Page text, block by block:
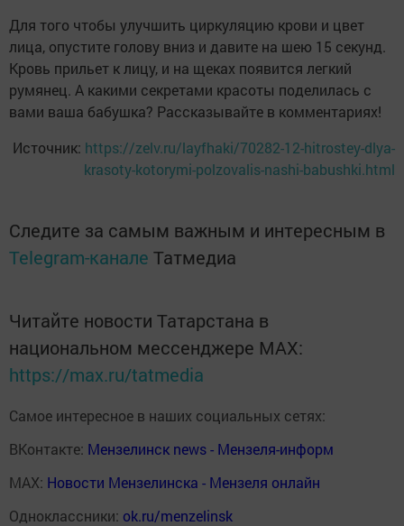
Для того чтобы улучшить циркуляцию крови и цвет
лица, опустите голову вниз и давите на шею 15 секунд.
Кровь прильет к лицу, и на щеках появится легкий
румянец. А какими секретами красоты поделилась с
вами ваша бабушка? Рассказывайте в комментариях!
Источник: https://zelv.ru/layfhaki/70282-12-hitrostey-dlya-
krasoty-kotorymi-polzovalis-nashi-babushki.html
Следите за самым важным и интересным в
Telegram-канале Татмедиа
Читайте новости Татарстана в
национальном мессенджере MАХ:
https://max.ru/tatmedia
Самое интересное в наших социальных сетях:
ВКонтакте: Мензелинск news - Мензеля-информ
MAX: Новости Мензелинска - Мензеля онлайн
Одноклассники: ok.ru/menzelinsk